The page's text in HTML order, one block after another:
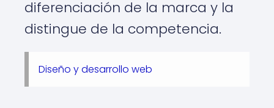
diferenciación de la marca y la
distingue de la competencia.
Diseño y desarrollo web